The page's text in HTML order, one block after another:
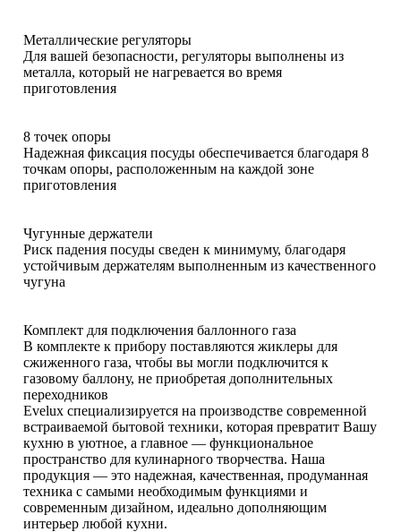
Металлические регуляторы
Для вашей безопасности, регуляторы выполнены из
металла, который не нагревается во время
приготовления
8 точек опоры
Надежная фиксация посуды обеспечивается благодаря 8
точкам опоры, расположенным на каждой зоне
приготовления
Чугунные держатели
Риск падения посуды сведен к минимуму, благодаря
устойчивым держателям выполненным из качественного
чугуна
Комплект для подключения баллонного газа
В комплекте к прибору поставляются жиклеры для
сжиженного газа, чтобы вы могли подключится к
газовому баллону, не приобретая дополнительных
переходников
Evelux специализируется на производстве современной
встраиваемой бытовой техники, которая превратит Вашу
кухню в уютное, а главное — функциональное
пространство для кулинарного творчества. Наша
продукция — это надежная, качественная, продуманная
техника с самыми необходимым функциями и
современным дизайном, идеально дополняющим
интерьер любой кухни.